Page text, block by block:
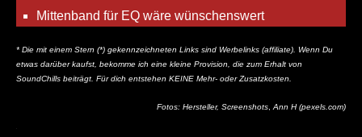
Mittenband für EQ wäre wünschenswert
* Die mit einem Stern (*) gekennzeichneten Links sind Werbelinks (affiliate). Wenn Du
etwas darüber kaufst, bekomme ich eine kleine Provision, die zum Erhalt von
SoundChills beiträgt. Für dich entstehen KEINE Mehr- oder Zusatzkosten.
Fotos: Hersteller, Screenshots Ann H (pexels.com)